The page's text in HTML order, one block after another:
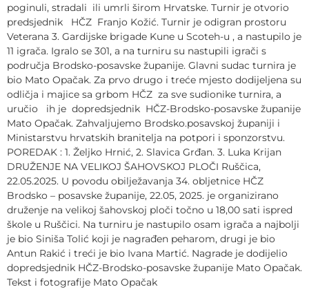
poginuli, stradali ili umrli širom Hrvatske. Turnir je otvorio
predsjednik HČZ Franjo Kožić. Turnir je odigran prostoru
Veterana 3. Gardijske brigade Kune u Scoteh-u , a nastupilo je
11 igrača. Igralo se 301, a na turniru su nastupili igrači s
područja Brodsko-posavske županije. Glavni sudac turnira je
bio Mato Opačak. Za prvo drugo i treće mjesto dodijeljena su
odličja i majice sa grbom HČZ za sve sudionike turnira, a
uručio ih je dopredsjednik HČZ-Brodsko-posavske županije
Mato Opačak. Zahvaljujemo Brodsko.posavskoj županiji i
Ministarstvu hrvatskih branitelja na potpori i sponzorstvu.
POREDAK : 1. Željko Hrnić, 2. Slavica Grđan. 3. Luka Krijan
DRUŽENJE NA VELIKOJ ŠAHOVSKOJ PLOČI Ruščica,
22.05.2025. U povodu obilježavanja 34. obljetnice HČZ
Brodsko – posavske županije, 22.05, 2025. je organizirano
druženje na velikoj šahovskoj ploči točno u 18,00 sati ispred
škole u Ruščici. Na turniru je nastupilo osam igrača a najbolji
je bio Siniša Tolić koji je nagrađen peharom, drugi je bio
Antun Rakić i treći je bio Ivana Martić. Nagrade je dodijelio
dopredsjednik HČZ-Brodsko-posavske županije Mato Opačak.
Tekst i fotografije Mato Opačak